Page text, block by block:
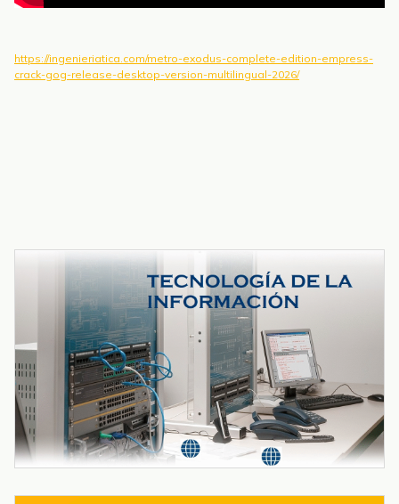
https://ingenieriatica.com/metro-exodus-complete-edition-empress-
crack-gog-release-desktop-version-multilingual-2026/